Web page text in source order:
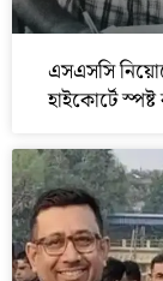
এসএসসি
হাইকোর্টে